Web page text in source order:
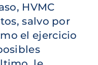
HVMC
salvo por
el ejercicio